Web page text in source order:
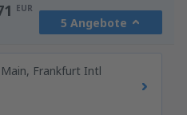
EUR
5 Angebote
Frankfurt Intl